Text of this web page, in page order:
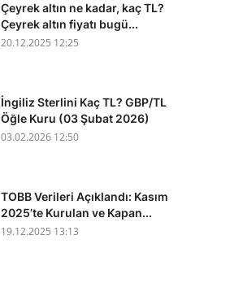
Çeyrek altın ne kadar, kaç TL?
Çeyrek altın fiyatı bugü...
20.12.2025 12:25
İngiliz Sterlini Kaç TL? GBP/TL
Öğle Kuru (03 Şubat 2026)
03.02.2026 12:50
TOBB Verileri Açıklandı: Kasım
2025’te Kurulan ve Kapan...
19.12.2025 13:13